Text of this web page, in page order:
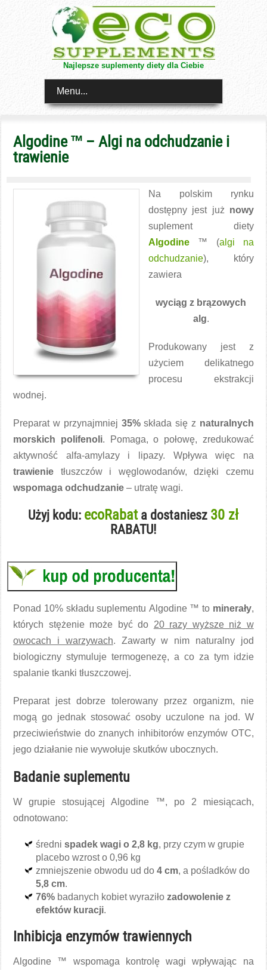
Najlepsze suplementy diety dla Ciebie
Menu...
Algodine ™ – Algi na odchudzanie i
trawienie
Na polskim rynku
dostępny jest już nowy
suplement diety
Algodine ™ (algi na
odchudzanie), który
zawiera
wyciąg z brązowych
alg.
Produkowany jest z
użyciem delikatnego
procesu ekstrakcji
wodnej.
Preparat w przynajmniej 35%składa się z naturalnych
morskich polifenoli. Pomaga, o połowę, zredukować
aktywność alfa-amylazy i lipazy. Wpływa więc na
trawienie tłuszczów i węglowodanów, dzięki czemu
wspomaga odchudzanie – utratę wagi.
Użyj kodu: ecoRabata dostaniesz 30 zł
RABATU!
Ponad 10% składu suplementu Algodine ™ to minerały,
których stężenie może być do 20 razy wyższe niż w
owocach i warzywach. Zawarty w nim naturalny jod
biologiczny stymuluje termogenezę, a co za tym idzie
spalanie tkanki tłuszczowej.
Preparat jest dobrze tolerowany przez organizm, nie
mogą go jednak stosować osoby uczulone na jod. W
przeciwieństwie do znanych inhibitorów enzymów OTC,
jego działanie nie wywołuje skutków ubocznych.
Badanie suplementu
W grupie stosującej Algodine ™, po 2 miesiącach,
odnotowano:
średnispadek wagi o 2,8 kg, przy czym w grupie
placebo wzrost o 0,96 kg
zmniejszenie obwodu ud do4 cm, a pośladków do
5,8 cm.
76% badanych kobiet wyraziłozadowolenie z
efektów kuracji.
Inhibicja enzymów trawiennych
Algodine ™ wspomaga kontrolę wagi wpływając na